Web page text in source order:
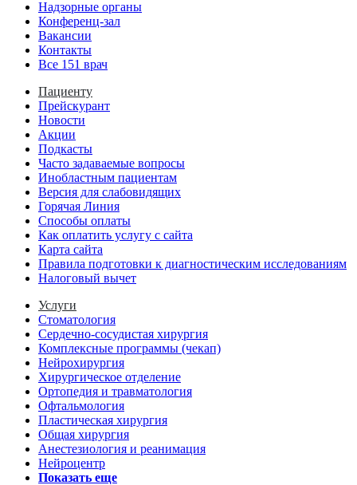
Надзорные органы
Конференц-зал
Вакансии
Контакты
Все 151 врач
Пациенту
Прейскурант
Новости
Акции
Подкасты
Часто задаваемые вопросы
Инобластным пациентам
Версия для слабовидящих
Горячая Линия
Способы оплаты
Как оплатить услугу с сайта
Карта сайта
Правила подготовки к диагностическим исследованиям
Налоговый вычет
Услуги
Стоматология
Сердечно-сосудистая хирургия
Комплексные программы (чекап)
Нейрохирургия
Хирургическое отделение
Ортопедия и травматология
Офтальмология
Пластическая хирургия
Общая хирургия
Анестезиология и реанимация
Нейроцентр
Показать еще